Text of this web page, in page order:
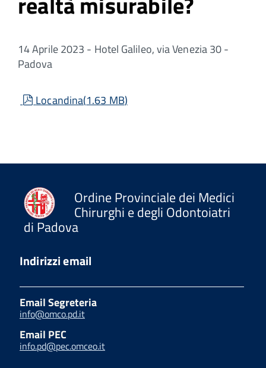
14 Aprile 2023 - Hotel Galileo, via Venezia 30 -
Padova
pdf
Locandina(1.63 MB)
Ordine Provinciale dei Medici
Chirurghi e degli Odontoiatri
di Padova
Indirizzi email
Email Segreteria
info@omco.pd.it
Email PEC
info.pd@pec.omceo.it